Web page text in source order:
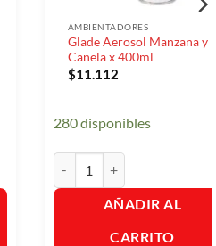
AMBIENTADORES
Glade Aerosol Manzana y
Canela x 400ml
$11.112
280 disponibles
AÑADIR AL
CARRITO